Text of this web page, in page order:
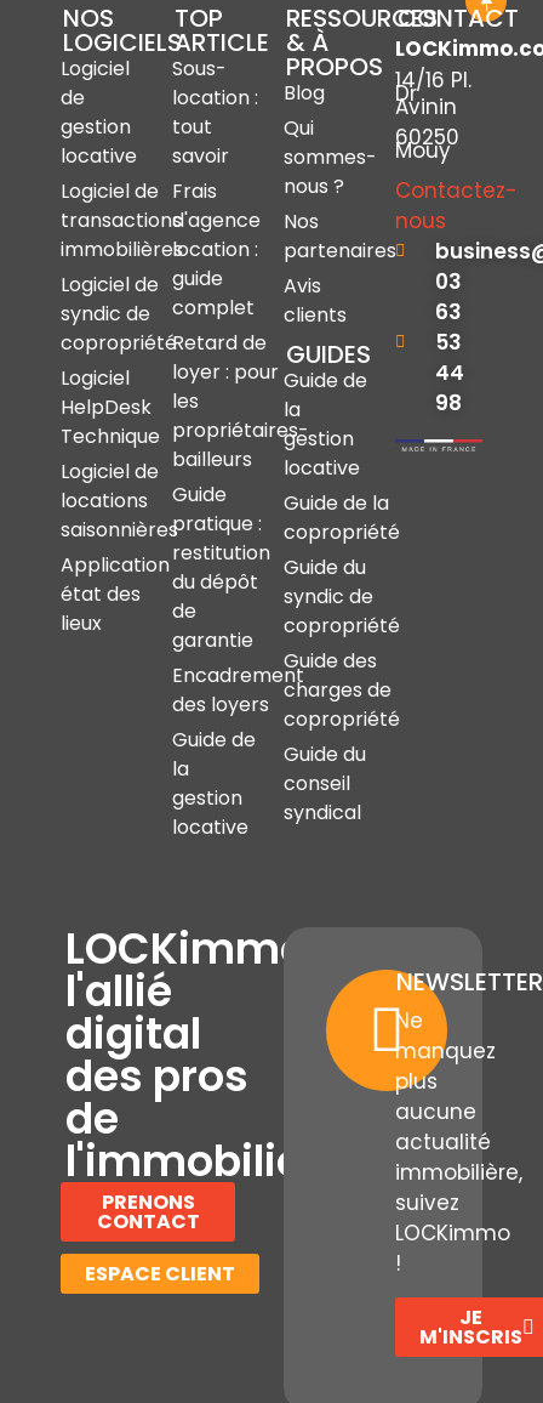
NOS
LOGICIELS
Logiciel
de
gestion
locative
Logiciel de
transactions
immobilières
Logiciel de
syndic de
copropriété
Logiciel
HelpDesk
Technique
Logiciel de
locations
saisonnières
Application
état des
lieux
TOP
ARTICLE
Sous-
location :
tout
savoir
Frais
d'agence
location :
guide
complet
Retard de
loyer : pour
les
propriétaires-
bailleurs
Guide
pratique :
restitution
du dépôt
de
garantie
Encadrement
des loyers
Guide de
la
gestion
locative
RESSOURCES
& À
PROPOS
Blog
Qui
sommes-
nous ?
Nos
partenaires
Avis
clients
GUIDES
Guide de
la
gestion
locative
Guide de la
copropriété
Guide du
syndic de
copropriété
Guide des
charges de
copropriété
Guide du
conseil
syndical
CONTACT
14/16 Pl.
Dr
Avinin
60250
Mouy
Contactez-
nous
03
63
53
44
98
LOCKimmo,
l'allié
digital
des pros
de
l'immobilier
PRENONS
CONTACT
ESPACE CLIENT
NEWSLETTER
Ne
manquez
plus
aucune
actualité
immobilière,
suivez
LOCKimmo
!
JE
M'INSCRIS